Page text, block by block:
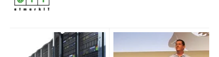
カード
Windows 10の要求仕様